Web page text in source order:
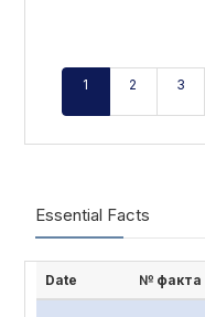
1 2 3
Essential Facts
Date № факта